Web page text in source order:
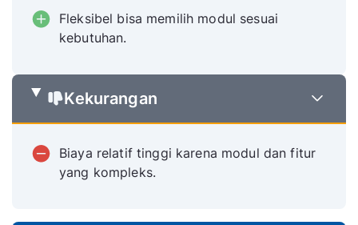
Fleksibel bisa memilih modul sesuai
kebutuhan.
Kekurangan
Biaya relatif tinggi karena modul dan fitur
yang kompleks.